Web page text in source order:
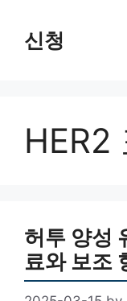
content신청
HER2
허투 양성
료와 보조